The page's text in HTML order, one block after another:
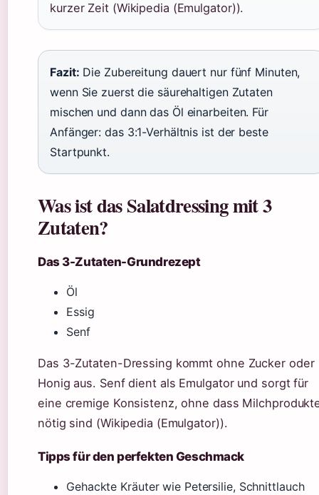
kurzer Zeit (Wikipedia (Emulgator)).
Fazit: Die Zubereitung dauert nur fünf Minuten,
wenn Sie zuerst die säurehaltigen Zutaten
mischen und dann das Öl einarbeiten. Für
Anfänger: das 3:1-Verhältnis ist der beste
Startpunkt.
Was ist das Salatdressing mit 3
Zutaten?
Das 3-Zutaten-Grundrezept
Öl
Essig
Senf
Das 3-Zutaten-Dressing kommt ohne Zucker oder
Honig aus. Senf dient als Emulgator und sorgt für
eine cremige Konsistenz, ohne dass
nötig sind (Wikipedia (Emulgator)).
Tipps für den perfekten Geschmack
Gehackte Kräuter wie Petersilie, Schnittlauch